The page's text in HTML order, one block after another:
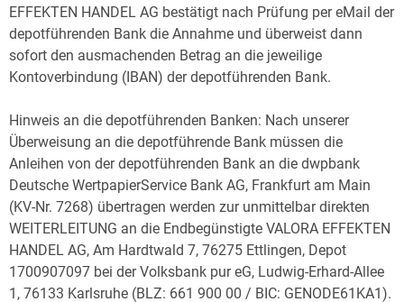
EFFEKTEN HANDEL AG bestätigt nach Prüfung per eMail der
depotführenden Bank die Annahme und überweist dann
sofort den ausmachenden Betrag an die jeweilige
Kontoverbindung (IBAN) der depotführenden Bank.
Hinweis an die depotführenden Banken: Nach unserer
Überweisung an die depotführende Bank müssen die
Anleihen von der depotführenden Bank an die dwpbank
Deutsche WertpapierService Bank AG, Frankfurt am Main
(KV-Nr. 7268) übertragen werden zur unmittelbar direkten
WEITERLEITUNG an die Endbegünstigte VALORA EFFEKTEN
HANDEL AG, Am Hardtwald 7, 76275 Ettlingen, Depot
1700907097 bei der Volksbank pur eG, Ludwig-Erhard-Allee
1, 76133 Karlsruhe (BLZ: 661 900 00 / BIC: GENODE61KA1).